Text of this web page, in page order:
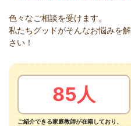
色々なご相談を受けます。
私たちグッドがそんなお悩みを
さい！
85人
ご紹介できる家庭教師が在籍しており、